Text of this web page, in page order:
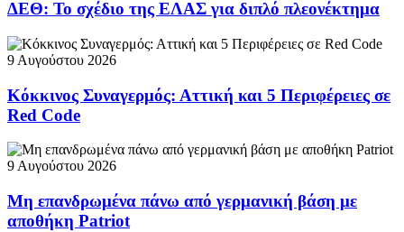
ΔΕΘ: Το σχέδιο της ΕΛΑΣ για διπλό πλεονέκτημα
9 Αυγούστου 2026
Κόκκινος Συναγερμός: Αττική και 5 Περιφέρειες σε
Red Code
9 Αυγούστου 2026
Μη επανδρωμένα πάνω από γερμανική βάση με
αποθήκη Patriot